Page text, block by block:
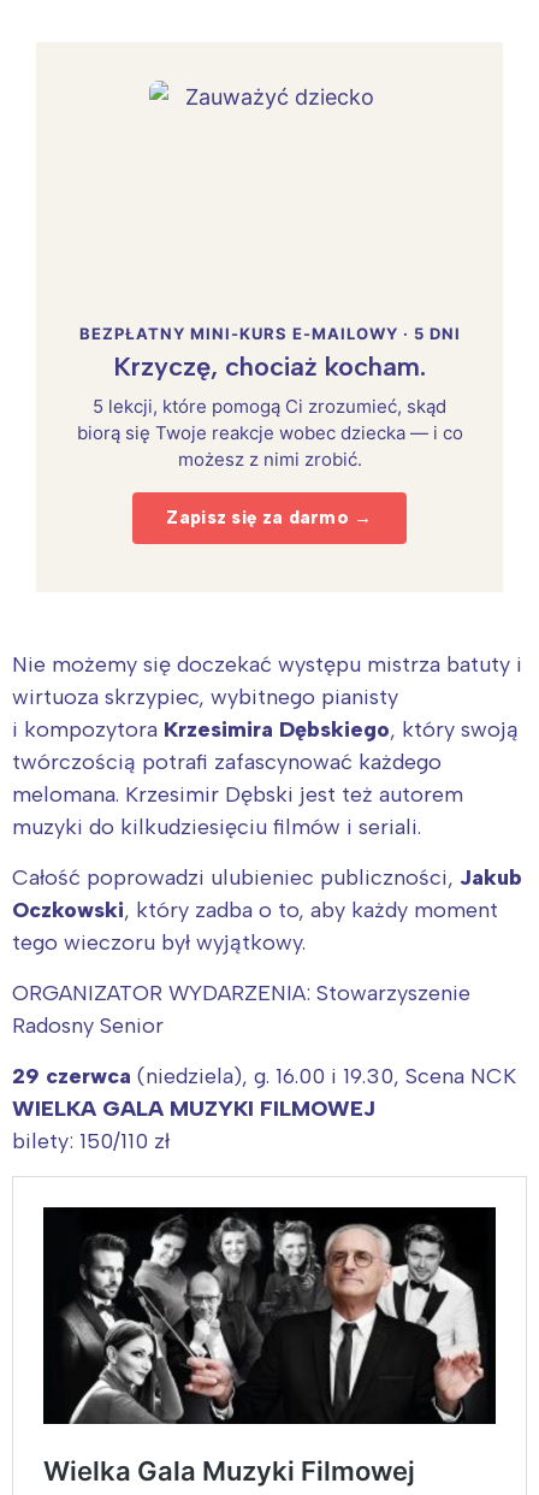
BEZPŁATNY MINI-KURS E-MAILOWY · 5 DNI
Krzyczę, chociaż kocham.
5 lekcji, które pomogą Ci zrozumieć, skąd
biorą się Twoje reakcje wobec dziecka — i co
możesz z nimi zrobić.
Zapisz się za darmo →
Nie możemy się doczekać występu mistrza batuty i
wirtuoza skrzypiec, wybitnego pianisty
i kompozytora Krzesimira Dębskiego, który swoją
twórczością potrafi zafascynować każdego
melomana. Krzesimir Dębski jest też autorem
muzyki do kilkudziesięciu filmów i seriali.
Całość poprowadzi ulubieniec publiczności, Jakub
Oczkowski, który zadba o to, aby każdy moment
tego wieczoru był wyjątkowy.
ORGANIZATOR WYDARZENIA: Stowarzyszenie
Radosny Senior
29 czerwca (niedziela), g. 16.00 i 19.30, Scena NCK
WIELKA GALA MUZYKI FILMOWEJ
bilety: 150/110 zł